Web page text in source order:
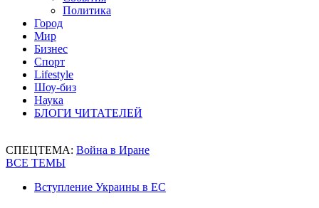
Политика
Город
Мир
Бизнес
Спорт
Lifestyle
Шоу-биз
Наука
БЛОГИ ЧИТАТЕЛЕЙ
СПЕЦТЕМА: Война в Иране
ВСЕ ТЕМЫ
Вступление Украины в ЕС